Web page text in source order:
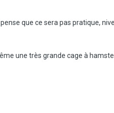
que ce sera pas pratique,
une très grande cage à